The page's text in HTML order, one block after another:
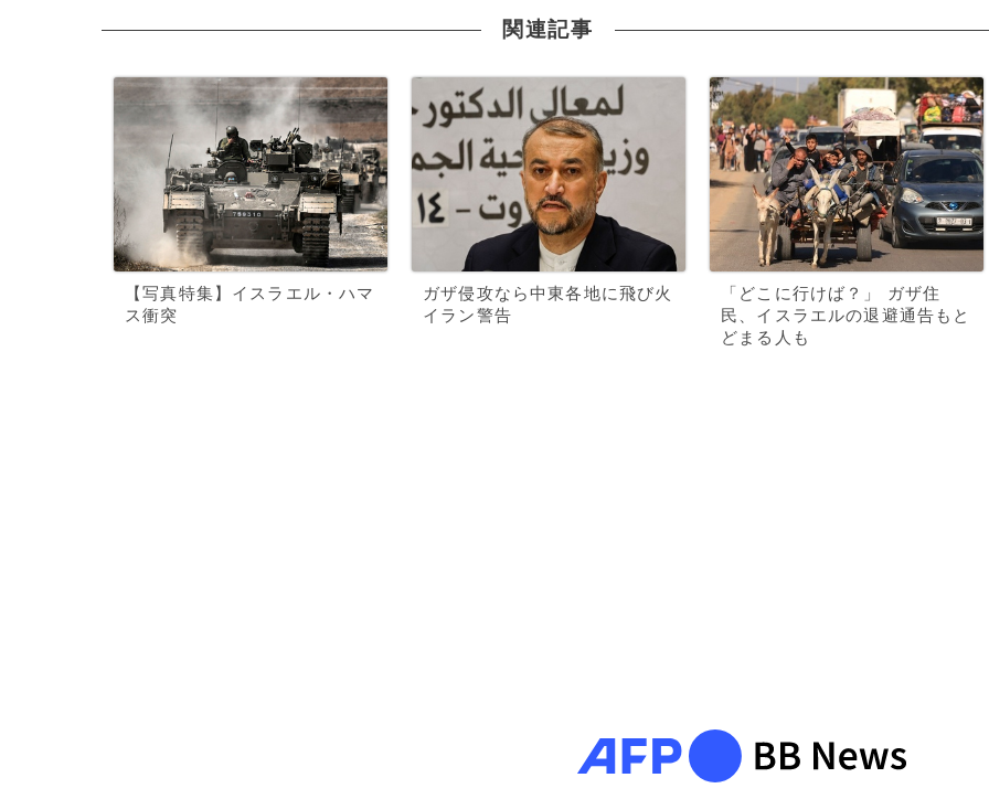
関連記事
【写真特集】イスラエル・ハマ
ス衝突
ガザ侵攻なら中東各地に飛び火
イラン警告
「どこに行けば？」 ガザ住
民、イスラエルの退避通告もと
どまる人も